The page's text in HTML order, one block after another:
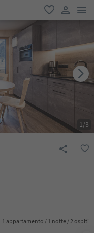
favoriti
user link
1/3
1 appartamento / 1 notte / 2 ospiti